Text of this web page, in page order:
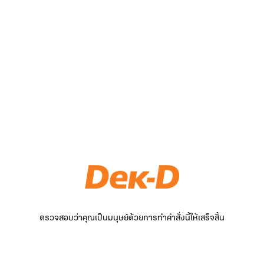
ตรวจสอบว่าคุณเป็นมนุษย์ด้วยการทำคำสั่งนี้ให้เสร็จสิ้น